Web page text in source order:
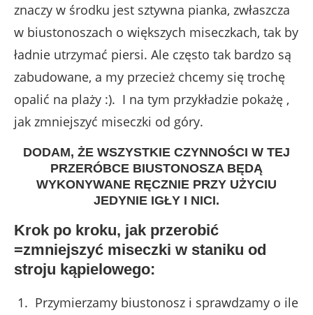
znaczy w środku jest sztywna pianka, zwłaszcza
w biustonoszach o większych miseczkach, tak by
ładnie utrzymać piersi. Ale często tak bardzo są
zabudowane, a my przecież chcemy się trochę
opalić na plaży :). I na tym przykładzie pokażę ,
jak zmniejszyć miseczki od góry.
DODAM, ŻE WSZYSTKIE CZYNNOŚCI W TEJ
PRZERÓBCE BIUSTONOSZA BĘDĄ
WYKONYWANE RĘCZNIE PRZY UŻYCIU
JEDYNIE IGŁY I NICI.
Krok po kroku, jak przerobić
=zmniejszyć miseczki w staniku od
stroju kąpielowego:
Przymierzamy biustonosz i sprawdzamy o ile